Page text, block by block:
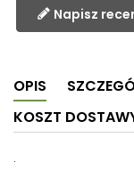
Napisz
OPIS
KOSZT
.